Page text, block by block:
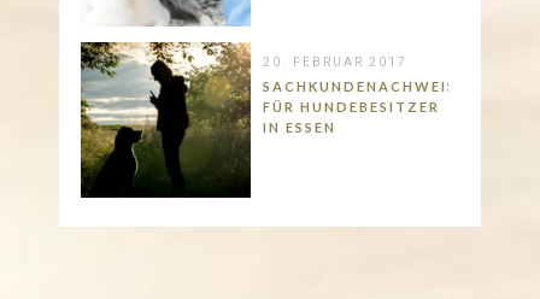
20. FEBRUAR 2017
SACHKUNDENACHWEIS
FÜR HUNDEBESITZER
IN ESSEN